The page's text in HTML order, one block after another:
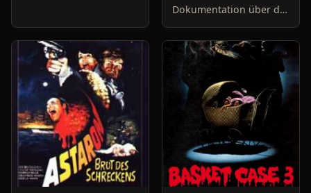
der Leiche angeschaut
zu werden. Nach dem
Dokumentation über die
Serienmörderin Aileen
Wuornos, deren Leben
die Vorlage des Oscar-